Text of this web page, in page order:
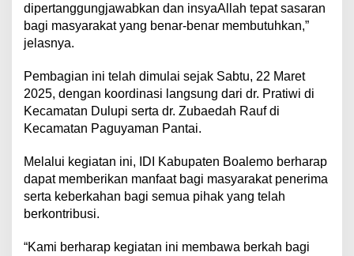
dipertanggungjawabkan dan insyaAllah tepat sasaran
bagi masyarakat yang benar-benar membutuhkan,”
jelasnya.
Pembagian ini telah dimulai sejak Sabtu, 22 Maret
2025, dengan koordinasi langsung dari dr. Pratiwi di
Kecamatan Dulupi serta dr. Zubaedah Rauf di
Kecamatan Paguyaman Pantai.
Melalui kegiatan ini, IDI Kabupaten Boalemo berharap
dapat memberikan manfaat bagi masyarakat penerima
serta keberkahan bagi semua pihak yang telah
berkontribusi.
“Kami berharap kegiatan ini membawa berkah bagi